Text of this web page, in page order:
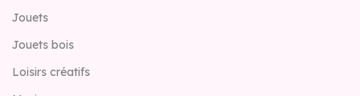
Jouets
Jouets bois
Loisirs créatifs